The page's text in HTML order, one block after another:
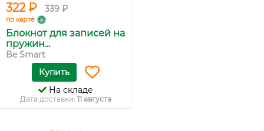
322 ₽ 339 ₽
по карте
Блокнот для записей на
пружин...
Be Smart
Купить
На складе
Дата доставки: 11 августа